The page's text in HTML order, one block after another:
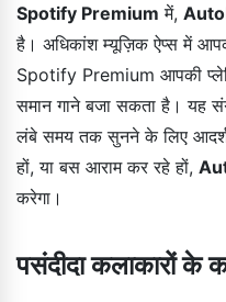
Spotify Premium में,
है। अधिकांश म्यूज़िक ऐप्स में
Spotify Premium आपकी
समान गाने बजा सकता है। यह
लंबे समय तक सुनने के लिए
हों, या बस आराम कर रहे हों,
करेगा।
पसंदीदा कलाकारों के